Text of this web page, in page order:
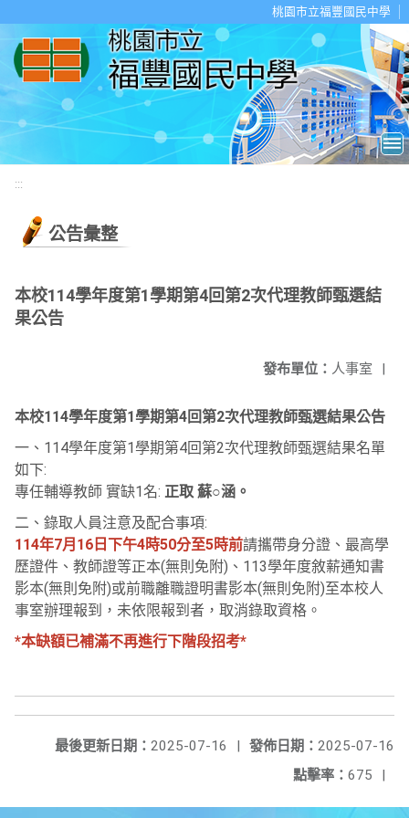
桃園市立福豐國民中學
:::
公告彙整
本校114學年度第1學期第4回第2次代理教師甄選結
果公告
發布單位： 人事室 |
本校114學年度第1學期第4回第2次代理教師甄選結果公告
一、114學年度第1學期第4回第2次代理教師甄選結果名單
如下:
專任輔導教師 實缺1名: 正取 蘇○涵。
二、錄取人員注意及配合事項:
114年7月16日下午4時50分至5時前請攜帶身分證、最高學
歷證件、教師證等正本(無則免附)、113學年度敘薪通知書
影本(無則免附)或前職離職證明書影本(無則免附)至本校人
事室辦理報到，未依限報到者，取消錄取資格。
*本缺額已補滿不再進行下階段招考*
發佈日期： 2025-07-16
最後更新日期： 2025-07-16
|
點擊率： 675 |